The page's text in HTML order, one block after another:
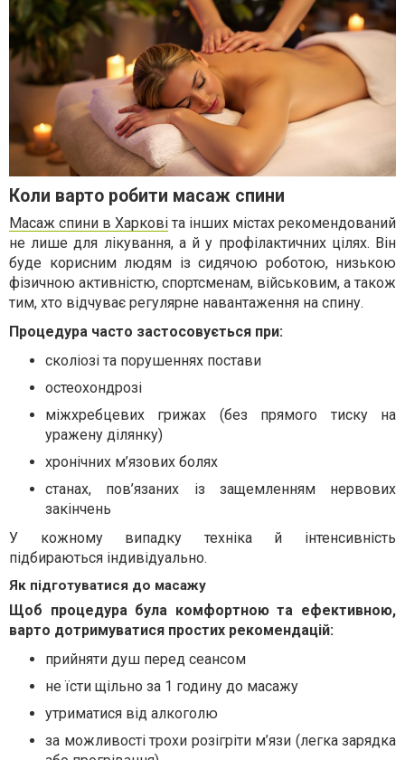
Коли варто робити масаж спини
Масаж спини в Харкові та інших містах рекомендований
не лише для лікування, а й у профілактичних цілях. Він
буде корисним людям із сидячою роботою, низькою
фізичною активністю, спортсменам, військовим, а також
тим, хто відчуває регулярне навантаження на спину.
Процедура часто застосовується при:
сколіозі та порушеннях постави
остеохондрозі
міжхребцевих грижах (без прямого тиску на
уражену ділянку)
хронічних м’язових болях
станах, пов’язаних із защемленням нервових
закінчень
У кожному випадку техніка й інтенсивність
підбираються індивідуально.
Як підготуватися до масажу
Щоб процедура була комфортною та ефективною,
варто дотримуватися простих рекомендацій:
прийняти душ перед сеансом
не їсти щільно за 1 годину до масажу
утриматися від алкоголю
за можливості трохи розігріти м’язи (легка зарядка